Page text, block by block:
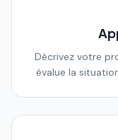
Décrivez votre
évalue la